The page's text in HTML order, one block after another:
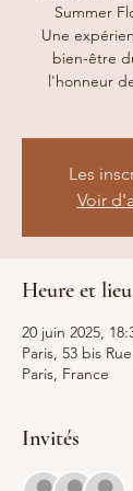
Summer
Une
bien-être
l'honneur
Les
Voir
Heure et lieu
20 juin 2025,
Paris, 53 bis
Paris, France
Invités